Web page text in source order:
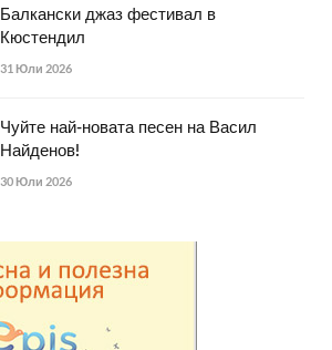
Балкански джаз фестивал в
Кюстендил
31 Юли 2026
Чуйте най-новата песен на Васил
Найденов!
30 Юли 2026